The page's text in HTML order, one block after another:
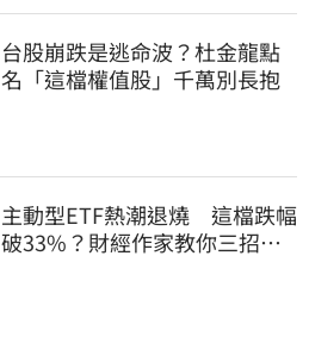
台股崩跌是逃命波？杜金龍點
名「這檔權值股」千萬別長抱
主動型ETF熱潮退燒 這檔跌幅
破33%？財經作家教你三招避